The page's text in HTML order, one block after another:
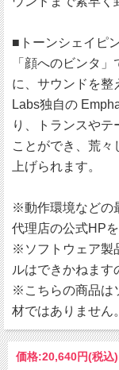
■トーンシェイピ
「顔へのビンタ
に、サウンドを整
Labs独自の
り、トランスや
ことができ、荒々
上げられます。
※動作環境などの
代理店の公式HP
※ソフトウェア製
ルはできかねます
※こちらの商品は
材ではありません。
価格:20,640円(税込)